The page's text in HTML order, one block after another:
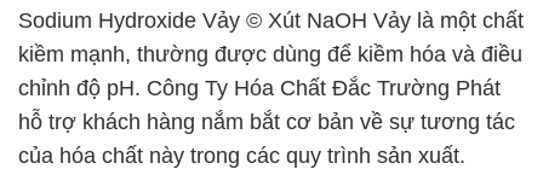
Sodium Hydroxide Vảy © Xút NaOH Vảy là một chất
kiềm mạnh, thường được dùng để kiềm hóa và điều
chỉnh độ pH. Công Ty Hóa Chất Đắc Trường Phát
hỗ trợ khách hàng nắm bắt cơ bản về sự tương tác
của hóa chất này trong các quy trình sản xuất.